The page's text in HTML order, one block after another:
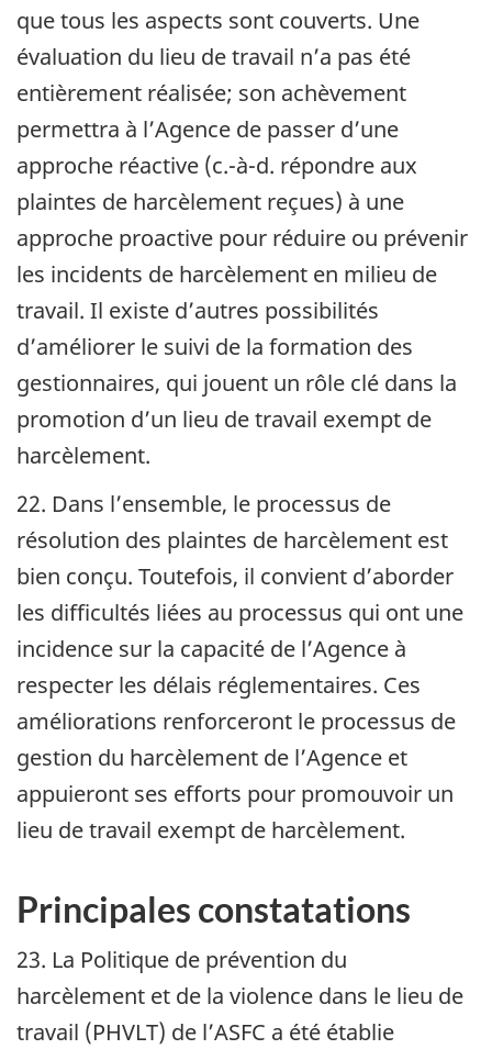
que tous les aspects sont couverts. Une
évaluation du lieu de travail n’a pas été
entièrement réalisée; son achèvement
permettra à l’Agence de passer d’une
approche réactive (c.-à-d. répondre aux
plaintes de harcèlement reçues) à une
approche proactive pour réduire ou prévenir
les incidents de harcèlement en milieu de
travail. Il existe d’autres possibilités
d’améliorer le suivi de la formation des
gestionnaires, qui jouent un rôle clé dans la
promotion d’un lieu de travail exempt de
harcèlement.
22. Dans l’ensemble, le processus de
résolution des plaintes de harcèlement est
bien conçu. Toutefois, il convient d’aborder
les difficultés liées au processus qui ont une
incidence sur la capacité de l’Agence à
respecter les délais réglementaires. Ces
améliorations renforceront le processus de
gestion du harcèlement de l’Agence et
appuieront ses efforts pour promouvoir un
lieu de travail exempt de harcèlement.
Principales constatations
23. La Politique de prévention du
harcèlement et de la violence dans le lieu de
travail (PHVLT) de l’ASFC a été établie